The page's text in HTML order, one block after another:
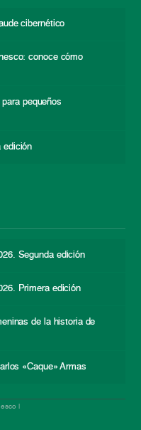
cibernético
conoce cómo
pequeños
edición
Segunda edición
Primera edición
de la historia de
«Caque» Armas
|